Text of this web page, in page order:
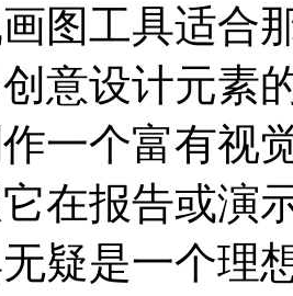
图工具适合
意设计元素
一个富有视
在报告或演
疑是一个理